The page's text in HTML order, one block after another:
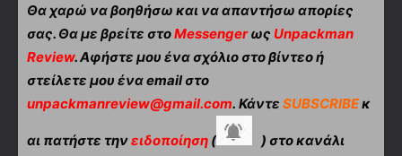
Θα χαρώ να βοηθήσω και να απαντήσω απορίες
σας. Θα με βρείτε στοMessengerως Unpackman
Review. Αφήστε μου ένα σχόλιο στο βίντεο ή
στείλετε μου ένα email στο
unpackmanreview@gmail.com. Κάντε SUBSCRIBEκ
αι πατήστε τηνειδοποίηση (
) στο κανάλι